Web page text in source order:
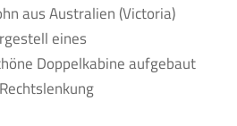
aus Australien (Victoria)
eines
Doppelkabine aufgebaut